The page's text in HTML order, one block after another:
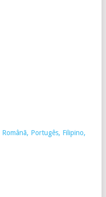
Românã, Portugês, Filipino,